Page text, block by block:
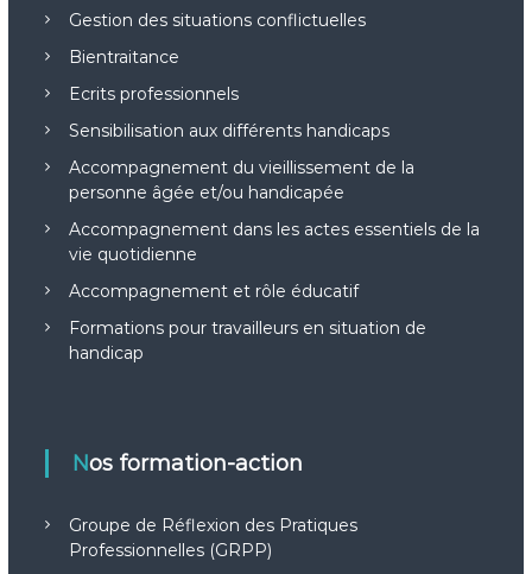
o
n
d
e
Gestion des situations conflictuelles
Bientraitance
Ecrits professionnels
Sensibilisation aux différents handicaps
Accompagnement du vieillissement de la
personne âgée et/ou handicapée
Accompagnement dans les actes essentiels de la
vie quotidienne
Accompagnement et rôle éducatif
Formations pour travailleurs en situation de
handicap
Nos formation-action
Groupe de Réflexion des Pratiques
Professionnelles (GRPP)